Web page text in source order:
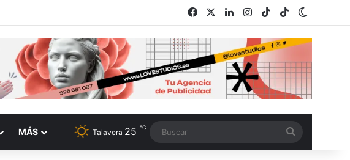
Facebook LinkedInInstagram
TikTokRSS
MÁS Talavera 25 ℃